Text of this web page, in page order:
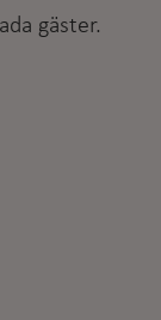
gäster.